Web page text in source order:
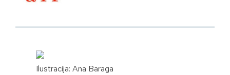
Ilustracija: Ana Baraga